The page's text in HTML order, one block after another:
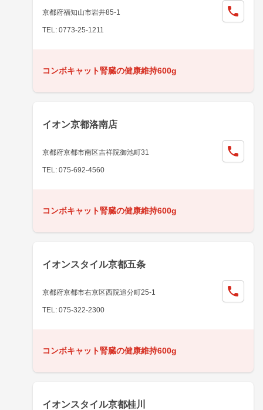
京都府福知山市岩井85-1
TEL: 0773-25-1211
コンボキャット腎臓の健康維持600g
イオン京都洛南店
京都府京都市南区吉祥院御池町31
TEL: 075-692-4560
コンボキャット腎臓の健康維持600g
イオンスタイル京都五条
京都府京都市右京区西院追分町25-1
TEL: 075-322-2300
コンボキャット腎臓の健康維持600g
イオンスタイル京都桂川